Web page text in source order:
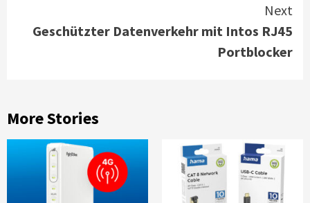
Next
Geschützter Datenverkehr mit Intos RJ45
Portblocker
More Stories